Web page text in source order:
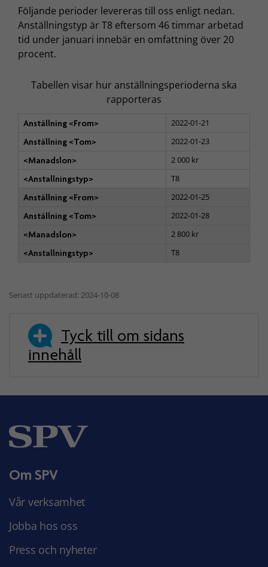
Följande perioder levereras till oss enligt nedan.
Anställningstyp är T8 eftersom 46 timmar arbetad
tid under januari innebär en omfattning över 20
procent.
Tabellen visar hur anställningsperioderna ska
rapporteras
Anställning <From>
2022-01-21
Anställning <Tom>
2022-01-23
<Manadslon>
2 000 kr
<Anstallningstyp>
T8
Anställning <From>
2022-01-25
Anställning <Tom>
2022-01-28
<Manadslon>
2 800 kr
<Anstallningstyp>
T8
Senast uppdaterad: 2024-10-08
Tyck till om sidans
innehåll
Om SPV
Vår verksamhet
Jobba hos oss
Press och nyheter